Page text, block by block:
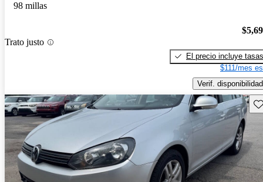
98 millas
Trato justo
El precio incluye tasas
$111/mes
Verif. disponibilidad